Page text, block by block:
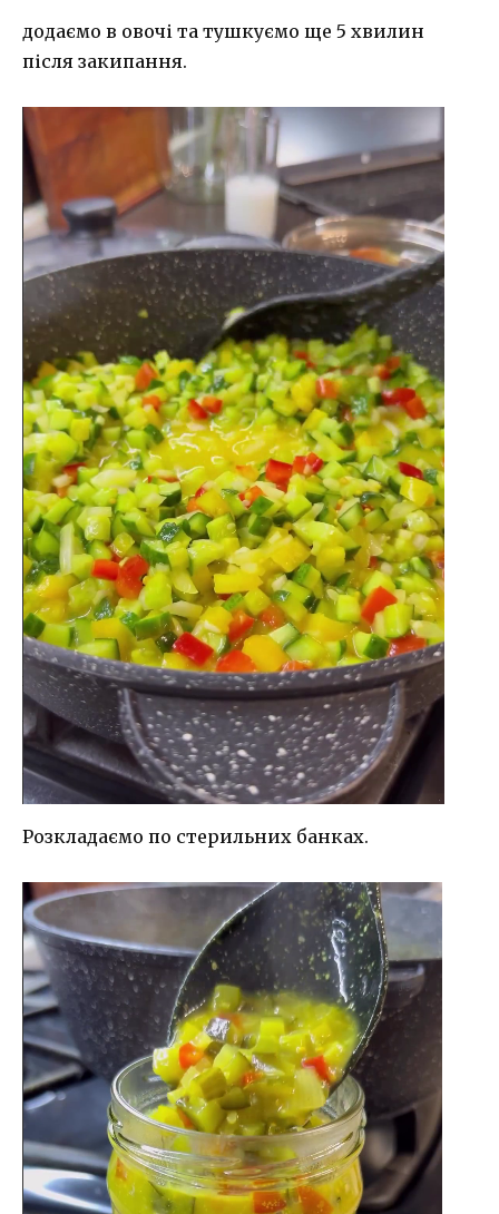
додаємо в овочі та тушкуємо ще 5 хвилин
після закипання.
Розкладаємо по стерильних банках.